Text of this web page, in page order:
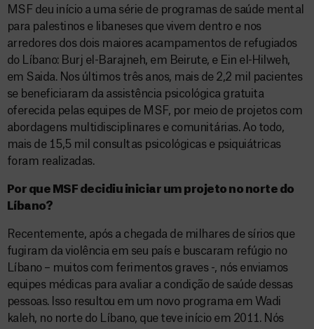
MSF deu início a uma série de programas de saúde mental
para palestinos e libaneses que vivem dentro e nos
arredores dos dois maiores acampamentos de refugiados
do Líbano: Burj el-Barajneh, em Beirute, e Ein el-Hilweh,
em Saida. Nos últimos três anos, mais de 2,2 mil pacientes
se beneficiaram da assistência psicológica gratuita
oferecida pelas equipes de MSF, por meio de projetos com
abordagens multidisciplinares e comunitárias. Ao todo,
mais de 15,5 mil consultas psicológicas e psiquiátricas
foram realizadas.
Por que MSF decidiu iniciar um projeto no norte do
Líbano?
Recentemente, após a chegada de milhares de sírios que
fugiram da violência em seu país e buscaram refúgio no
Líbano – muitos com ferimentos graves -, nós enviamos
equipes médicas para avaliar a condição de saúde dessas
pessoas. Isso resultou em um novo programa em Wadi
kaleh, no norte do Líbano, que teve início em 2011. Nós